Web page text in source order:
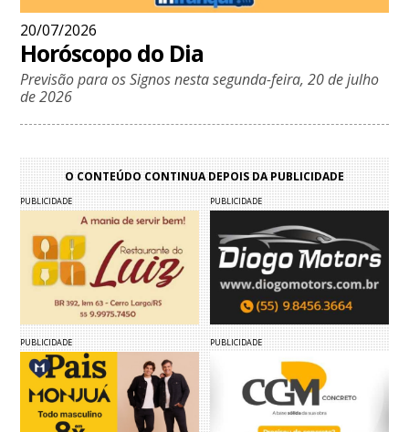
20/07/2026
Horóscopo do Dia
Previsão para os Signos nesta segunda-feira, 20 de julho
de 2026
O CONTEÚDO CONTINUA DEPOIS DA PUBLICIDADE
PUBLICIDADE PUBLICIDADE
PUBLICIDADE PUBLICIDADE